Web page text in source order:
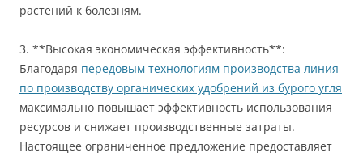
растений к болезням.
3. **Высокая экономическая эффективность**:
Благодаря передовым технологиям производства линия
по производству органических удобрений из бурого угля
максимально повышает эффективность использования
ресурсов и снижает производственные затраты.
Настоящее ограниченное предложение предоставляет